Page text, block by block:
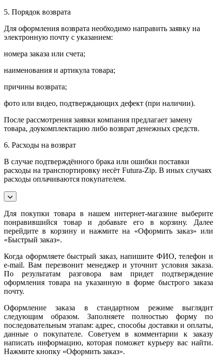
5. Порядок возврата
Для оформления возврата необходимо направить заявку на
электронную почту с указанием:
номера заказа или счета;
наименования и артикула товара;
причины возврата;
фото или видео, подтверждающих дефект (при наличии).
После рассмотрения заявки компания предлагает замену
товара, доукомплектацию либо возврат денежных средств.
6. Расходы на возврат
В случае подтверждённого брака или ошибки поставки
расходы на транспортировку несёт Futura-Zip. В иных случаях
расходы оплачиваются покупателем.
Для покупки товара в нашем интернет-магазине выберите
понравившийся товар и добавьте его в корзину. Далее
перейдите в корзину и нажмите на «Оформить заказ» или
«Быстрый заказ».
Когда оформляете быстрый заказ, напишите ФИО, телефон и
e-mail. Вам перезвонит менеджер и уточнит условия заказа.
По результатам разговора вам придет подтверждение
оформления товара на указанную в форме быстрого заказа
почту.
Оформление заказа в стандартном режиме выглядит
следующим образом. Заполняете полностью форму по
последовательным этапам: адрес, способы доставки и оплаты,
данные о покупателе. Советуем в комментарии к заказу
написать информацию, которая поможет курьеру вас найти.
Нажмите кнопку «Оформить заказ».